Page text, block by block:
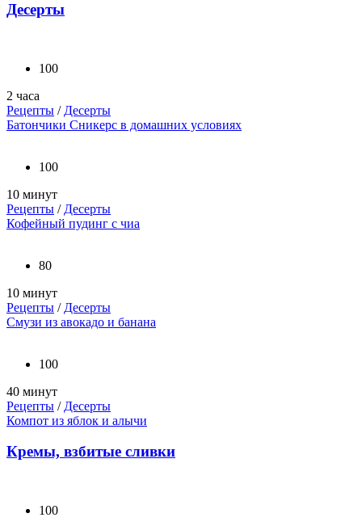
Десерты
100
2 часа
Рецепты / Десерты
Батончики Сникерс в домашних условиях
100
10 минут
Рецепты / Десерты
Кофейный пудинг с чиа
80
10 минут
Рецепты / Десерты
Смузи из авокадо и банана
100
40 минут
Рецепты / Десерты
Компот из яблок и алычи
Кремы, взбитые сливки
100